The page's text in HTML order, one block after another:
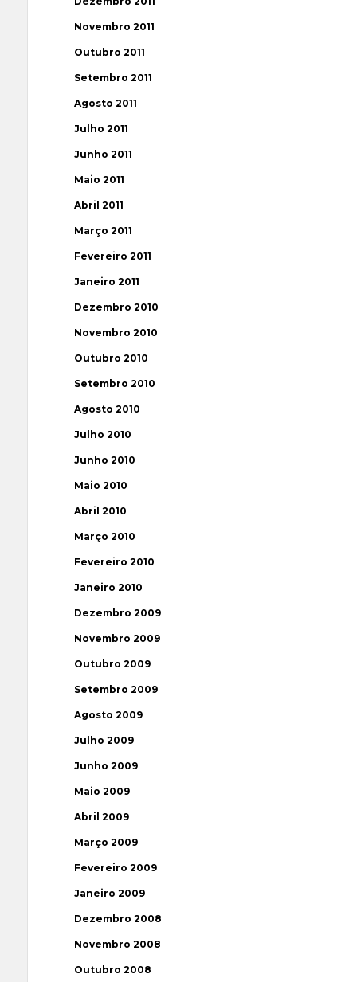
Novembro 2011
Outubro 2011
Setembro 2011
Agosto 2011
Julho 2011
Junho 2011
Maio 2011
Abril 2011
Março 2011
Fevereiro 2011
Janeiro 2011
Dezembro 2010
Novembro 2010
Outubro 2010
Setembro 2010
Agosto 2010
Julho 2010
Junho 2010
Maio 2010
Abril 2010
Março 2010
Fevereiro 2010
Janeiro 2010
Dezembro 2009
Novembro 2009
Outubro 2009
Setembro 2009
Agosto 2009
Julho 2009
Junho 2009
Maio 2009
Abril 2009
Março 2009
Fevereiro 2009
Janeiro 2009
Dezembro 2008
Novembro 2008
Outubro 2008